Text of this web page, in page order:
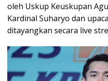
oleh Uskup Keuskupan
Kardinal Suharyo dan
ditayangkan secara live